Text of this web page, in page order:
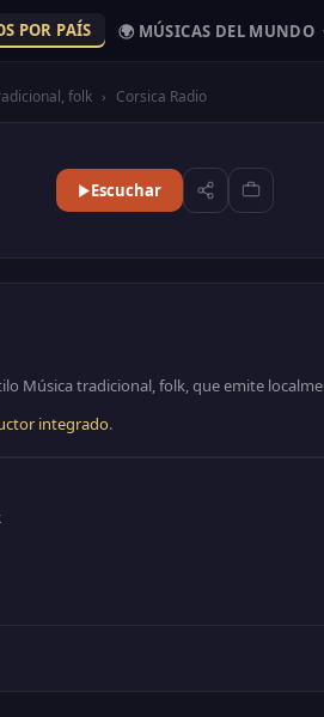
POR PAÍS 🌍 MÚSICAS DEL MUNDO
folk › Corsica Radio
Escuchar
Música tradicional, folk, que emite
integrado.